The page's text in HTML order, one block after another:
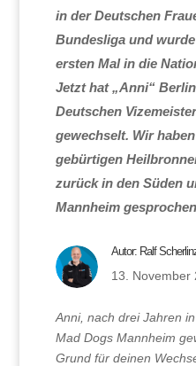
in der Deutschen
Bundesliga und
ersten Mal in die
Jetzt hat „Anni“
Deutschen
gewechselt. Wir
gebürtigen
zurück in den Süden
Mannheim
Autor: Ralf
13. November
Anni, nach drei Jahren
Mad Dogs Mannheim
Grund für deinen